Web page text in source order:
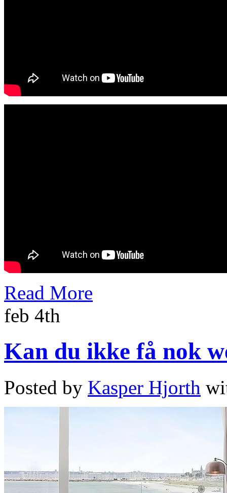
Read More
feb 4th
Kan du ikke få nok
Posted by Kasper Hjorth